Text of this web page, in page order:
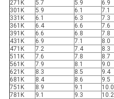
271K
5.7 5.9 6.9
301K
5.9 6.1 7.1
331K
6.1 6.3 7.3
361K
6.4 6.6 7.6
391K
6.6 6.8 7.8
431K
6.9 7.1 8.0
471K
7.2 7.4 8.3
511K
7.6 7.8 8.7
561K
7.9 8.1 9.0
621K
8.3 8.5 9.4
681K
8.4 8.6 9.5
751K
8.9 9.1 10.0
781K
9.1 9.3 10.2